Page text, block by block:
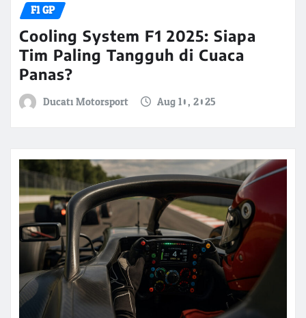
F1 GP
Cooling System F1 2025: Siapa
Tim Paling Tangguh di Cuaca
Panas?
Ducati Motorsport Aug 10, 2025